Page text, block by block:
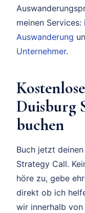
meinen Services:
Auswanderung
Unternehmer.
Duisburg
buchen
Buch jetzt
Strategy Call.
höre zu, gebe
direkt ob ich
wir innerhalb